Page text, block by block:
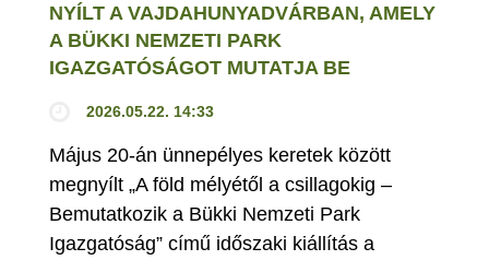
NYÍLT A VAJDAHUNYADVÁRBAN, AMELY
A BÜKKI NEMZETI PARK
IGAZGATÓSÁGOT MUTATJA BE
2026.05.22. 14:33
Május 20-án ünnepélyes keretek között
megnyílt „A föld mélyétől a csillagokig –
Bemutatkozik a Bükki Nemzeti Park
Igazgatóság” című időszaki kiállítás a